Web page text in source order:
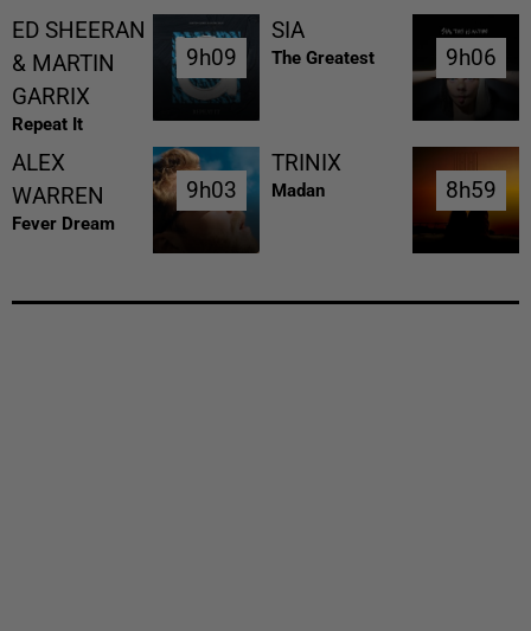
ED SHEERAN
& MARTIN
GARRIX
Repeat It
9h09
9h09
SIA
The Greatest 9h06
9h06
ALEX
WARREN
Fever Dream
9h03
9h03
TRINIX
Madan 8h59
8h59